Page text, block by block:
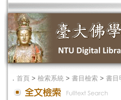
． 首頁 > 檢索系統 > 書目檢索 > 書目